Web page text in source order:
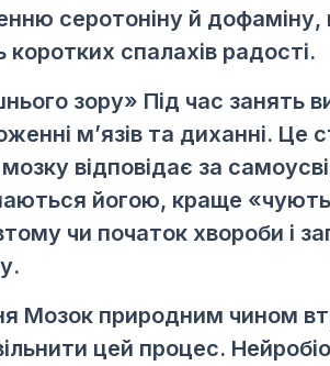
серотоніну й
спалахів радості.
зору» Під час занять
м’язів та диханні.
відповідає за
йогою, краще
чи початок хвороби і
Мозок природним чином
цей процес.